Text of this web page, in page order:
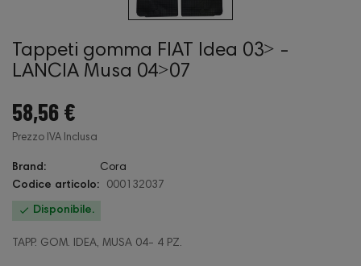
Tappeti gomma FIAT Idea 03˃ -
LANCIA Musa 04˃07
58,56 €
Prezzo IVA Inclusa
Brand:
Cora
Codice articolo:
000132037
 Disponibile.
TAPP. GOM. IDEA, MUSA 04- 4 PZ.